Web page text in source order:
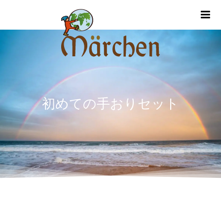
初めての手おりセット